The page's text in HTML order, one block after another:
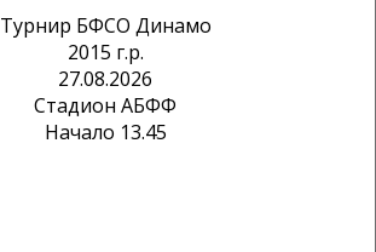
Турнир БФСО Динамо
2015 г.р.
27.08.2026
Стадион АБФФ
Начало 13.45